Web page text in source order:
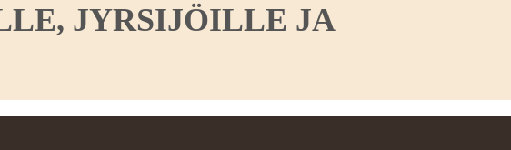
JYRSIJÖILLE JA